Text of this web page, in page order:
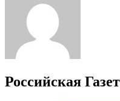
Российская